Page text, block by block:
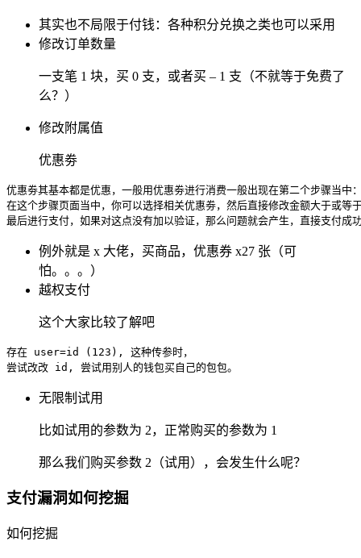
其实也不局限于付钱：各种积分兑换之类也可以采用
修改订单数量
一支笔 1 块，买 0 支，或者买 – 1 支（不就等于免费了
么？）
修改附属值
优惠劵
优惠劵其基本都是优惠，一般用优惠劵进行消费一般出现在第二个步骤当中
在这个步骤页面当中，你可以选择相关优惠劵，然后直接修改金额大于或等
最后进行支付，如果对这点没有加以验证，那么问题就会产生，直接支付成
例外就是 x 大佬，买商品，优惠券 x27 张（可
怕。。。）
越权支付
这个大家比较了解吧
存在 user=id ( 123 ), 这种传参时，
尝试改改 id , 尝试用别人的钱包买自己的包包。
无限制试用
比如试用的参数为 2，正常购买的参数为 1
那么我们购买参数 2（试用），会发生什么呢？
支付漏洞如何挖掘
如何挖掘